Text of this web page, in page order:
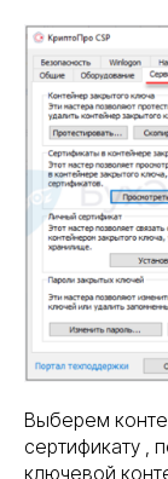
Выберем
сертификату ,
ключевой